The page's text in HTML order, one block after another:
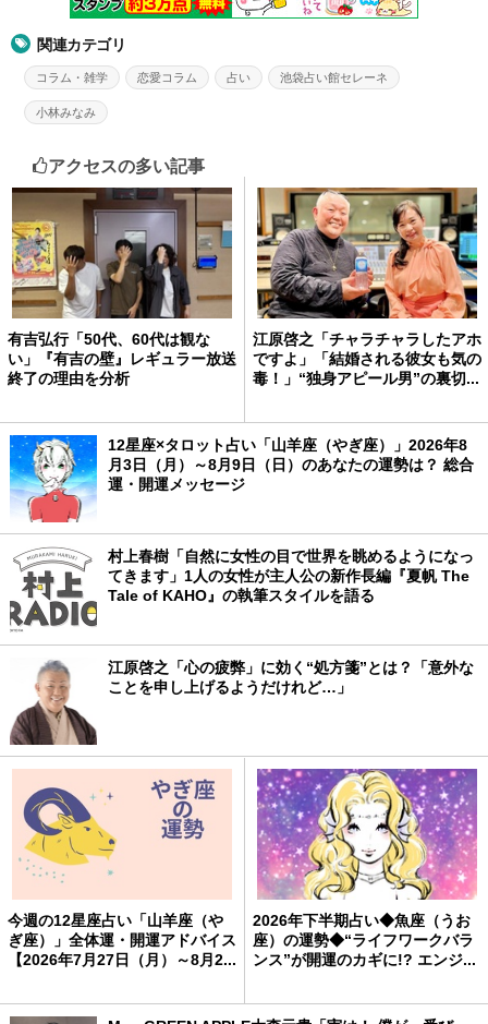
関連カテゴリ
コラム・雑学 恋愛コラム 占い 池袋占い館セレーネ
小林みなみ
アクセスの多い記事
有吉弘行「50代、60代は観な
い」『有吉の壁』レギュラー放送
終了の理由を分析
江原啓之「チャラチャラしたアホ
ですよ」「結婚される彼女も気の
毒！」“独身アピール男”の裏切...
12星座×タロット占い「山羊座（やぎ座）」2026年8
月3日（月）～8月9日（日）のあなたの運勢は？ 総合
運・開運メッセージ
村上春樹「自然に女性の目で世界を眺めるようになっ
てきます」1人の女性が主人公の新作長編『夏帆 The
Tale of KAHO』の執筆スタイルを語る
江原啓之「心の疲弊」に効く“処方箋”とは？「意外な
ことを申し上げるようだけれど…」
今週の12星座占い「山羊座（や
ぎ座）」全体運・開運アドバイス
【2026年7月27日（月）～8月2...
2026年下半期占い◆魚座（うお
座）の運勢◆“ライフワークバラ
ンス”が開運のカギに!? エンジ...